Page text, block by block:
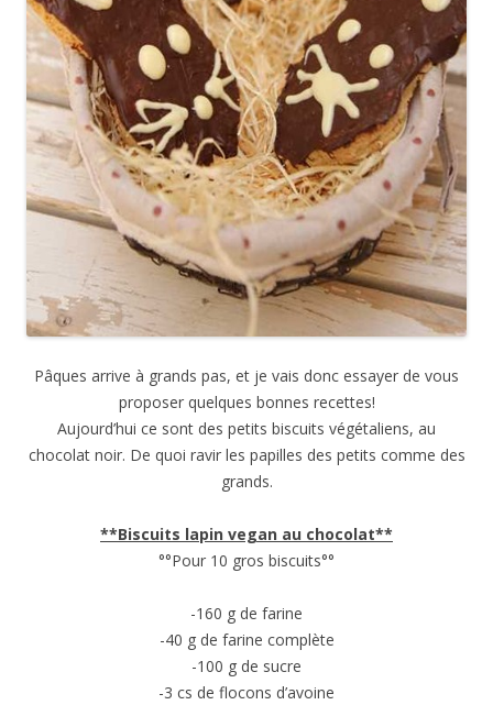
Pâques arrive à grands pas, et je vais donc essayer de vous
proposer quelques bonnes recettes!
Aujourd’hui ce sont des petits biscuits végétaliens, au
chocolat noir. De quoi ravir les papilles des petits comme des
grands.
**Biscuits lapin vegan au chocolat**
°°Pour 10 gros biscuits°°
-160 g de farine
-40 g de farine complète
-100 g de sucre
-3 cs de flocons d’avoine